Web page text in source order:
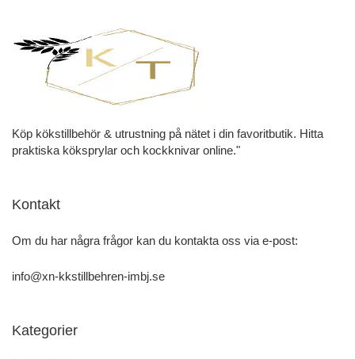
Köp kökstillbehör & utrustning på nätet i din favoritbutik. Hitta
praktiska köksprylar och kockknivar online."
Kontakt
Om du har några frågor kan du kontakta oss via e-post:
info@xn-kkstillbehren-imbj.se
Kategorier